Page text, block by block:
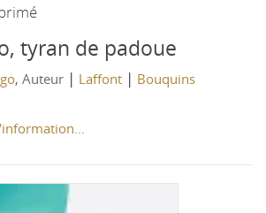
tyran de padoue
, Auteur | Laffont| Bouquins